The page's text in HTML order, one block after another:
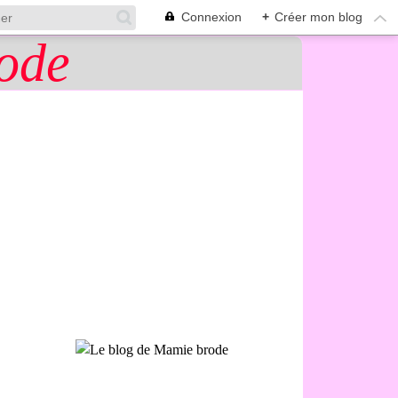
Connexion + Créer mon blog